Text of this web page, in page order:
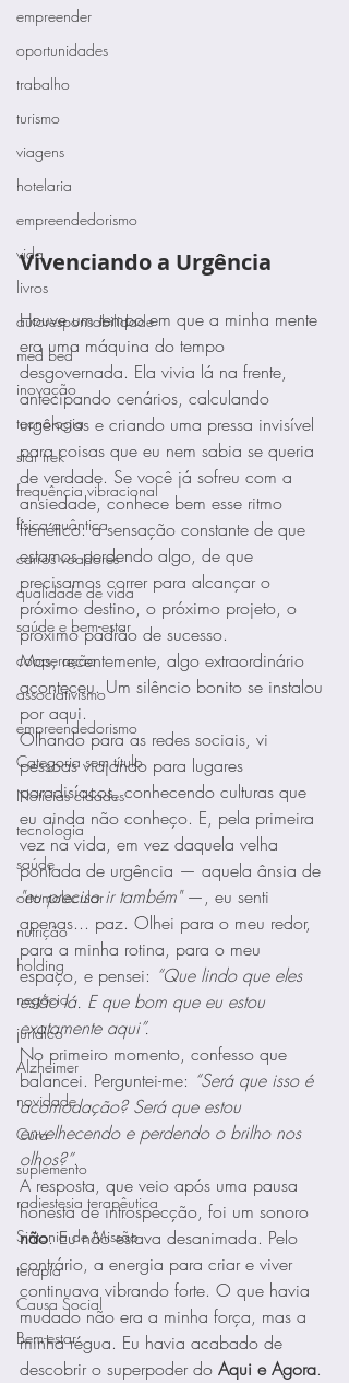
empreender
oportunidades
trabalho
turismo
viagens
hotelaria
empreendedorismo
vida
livros
autoresponsabilidade
med bed
inovação
tecnologia
star trek
frequência vibracional
física quântica
carros voadores
qualidade de vida
saúde e bem-estar
cooperação
associativismo
empreendedorismo
Categoria sem título
Notícias cidades
tecnologia
saúde
ortomolecular
nutrição
holding
negócio
jurídico
Alzheimer
novidade
Cura
suplemento
radiestesia terapêutica
Sintonia de Missão
terapia
Causa Social
Bem-estar
Vivenciando a Urgência
Houve um tempo em que a minha mente
era uma máquina do tempo
desgovernada. Ela vivia lá na frente,
antecipando cenários, calculando
urgências e criando uma pressa invisível
para coisas que eu nem sabia se queria
de verdade. Se você já sofreu com a
ansiedade, conhece bem esse ritmo
frenético: a sensação constante de que
estamos perdendo algo, de que
precisamos correr para alcançar o
próximo destino, o próximo projeto, o
próximo padrão de sucesso.
Mas, recentemente, algo extraordinário
aconteceu. Um silêncio bonito se instalou
por aqui.
Olhando para as redes sociais, vi
pessoas viajando para lugares
paradisíacos, conhecendo culturas que
eu ainda não conheço. E, pela primeira
vez na vida, em vez daquela velha
pontada de urgência — aquela ânsia de
"eu preciso ir também" —, eu senti
apenas... paz. Olhei para o meu redor,
para a minha rotina, para o meu
espaço, e pensei: “Que lindo que eles
estão lá. E que bom que eu estou
exatamente aqui”.
No primeiro momento, confesso que
balancei. Perguntei-me: “Será que isso é
acomodação? Será que estou
envelhecendo e perdendo o brilho nos
olhos?”.
A resposta, que veio após uma pausa
honesta de introspecção, foi um sonoro
não. Eu não estava desanimada. Pelo
contrário, a energia para criar e viver
continuava vibrando forte. O que havia
mudado não era a minha força, mas a
minha régua. Eu havia acabado de
descobrir o superpoder do Aqui e Agora.